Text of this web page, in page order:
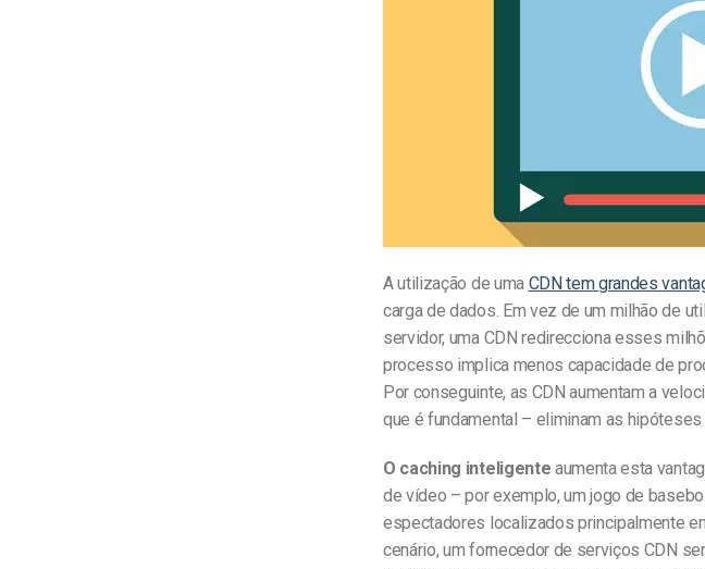
A utilização de uma CDN tem grandes
carga de dados. Em vez de um milhão de
servidor, uma CDN redirecciona esses
processo implica menos capacidade de
Por conseguinte, as CDN aumentam a
que é fundamental – eliminam as hipóteses
O caching inteligente aumenta esta
de vídeo – por exemplo, um jogo de
espectadores localizados principalmente
cenário, um fornecedor de serviços CDN